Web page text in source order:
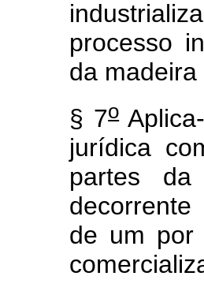
processo
da
§ 7o
jurídica
partes
de um por